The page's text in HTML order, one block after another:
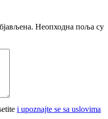
Неопходна поља су
i upoznajte se sa uslovima